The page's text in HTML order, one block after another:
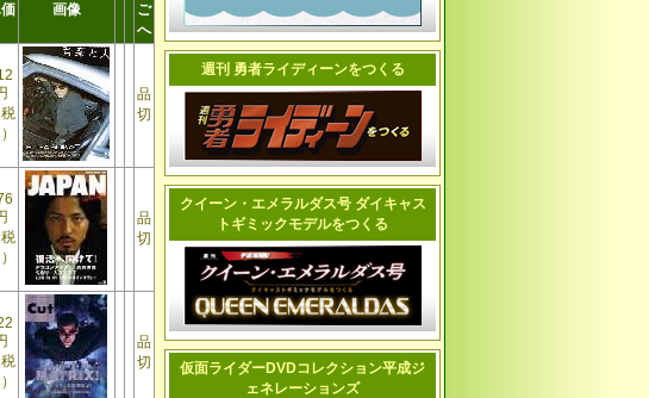
画像
ご
へ
税
品
切
税
品
切
税
品
切
週刊 勇者ライディーンをつくる
クイーン・エメラルダス号 ダイキャス
トギミックモデルをつくる
仮面ライダーDVDコレクション平成ジ
ェネレーションズ